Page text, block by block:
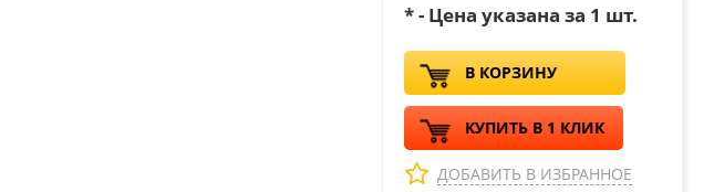
* - Цена указана за 1 шт.
В КОРЗИНУ
КУПИТЬ В 1 КЛИК
ДОБАВИТЬ В ИЗБРАННОЕ